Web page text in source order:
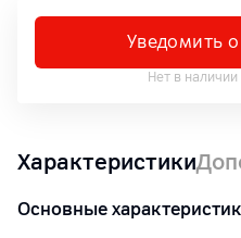
Уведомить
Нет в наличии
Характеристики
Основные